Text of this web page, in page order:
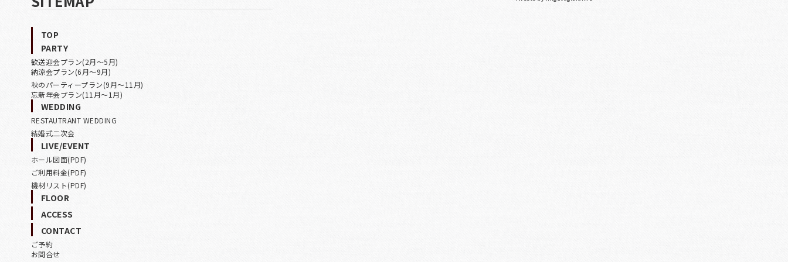
TOP
PARTY
歓送迎会プラン(2月〜5月)
納涼会プラン(6月〜9月)
秋のパーティープラン(9月〜11月)
忘新年会プラン(11月〜1月)
WEDDING
RESTAUTRANT WEDDING
結婚式二次会
LIVE/EVENT
ホール図面(PDF)
ご利用料金(PDF)
機材リスト(PDF)
FLOOR
ACCESS
CONTACT
ご予約
お問合せ